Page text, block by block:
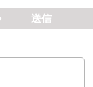
送信